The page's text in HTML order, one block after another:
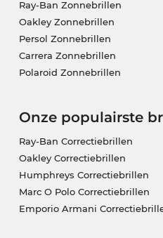
Ray-Ban Zonnebrillen
Oakley Zonnebrillen
Persol Zonnebrillen
Carrera Zonnebrillen
Polaroid Zonnebrillen
Onze populairste
Ray-Ban Correctiebrillen
Oakley Correctiebrillen
Humphreys Correctiebrillen
Marc O Polo Correctiebrillen
Emporio Armani